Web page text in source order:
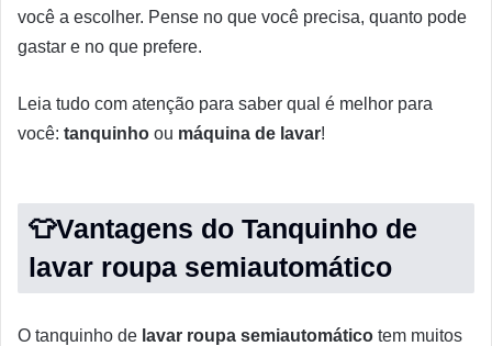
você a escolher. Pense no que você precisa, quanto pode
gastar e no que prefere.
Leia tudo com atenção para saber qual é melhor para
você: tanquinho ou máquina de lavar!
👕Vantagens do Tanquinho de
lavar roupa semiautomático
O tanquinho de lavar roupa semiautomático tem muitos